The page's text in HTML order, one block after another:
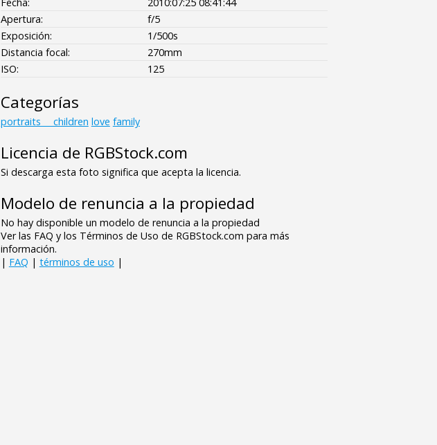
Apertura:
f/5
Exposición:
1/500s
Distancia focal:
270mm
ISO:
125
Categorías
portraits___children love family
Licencia de RGBStock.com
Si descarga esta foto significa que acepta la licencia.
Modelo de renuncia a la propiedad
No hay disponible un modelo de renuncia a la propiedad
Ver las FAQ y los Términos de Uso de RGBStock.com para más
información.
| FAQ | términos de uso |